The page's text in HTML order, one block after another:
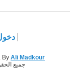
By Ali Madkour
جميع